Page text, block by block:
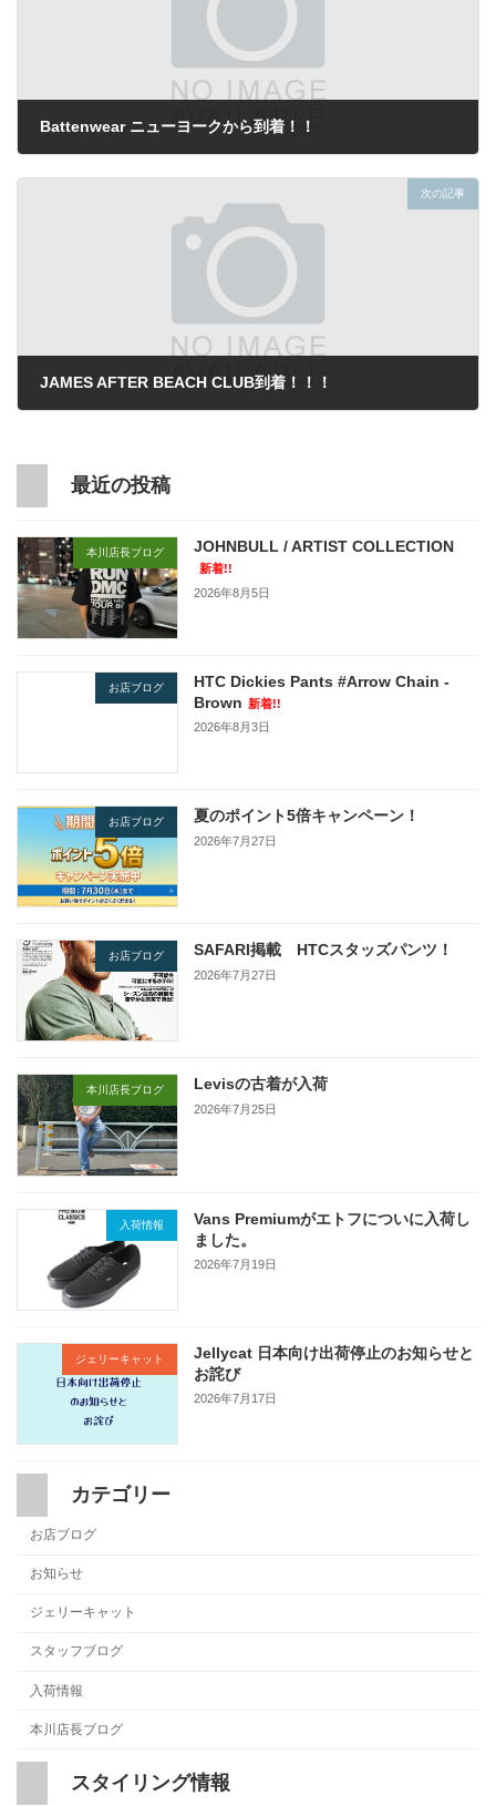
Battenwear ニューヨークから到着！！
次の記事
JAMES AFTER BEACH CLUB到着！！！
最近の投稿
本川店長ブログ JOHNBULL / ARTIST COLLECTION
新着!!
2026年8月5日
お店ブログ
HTC Dickies Pants #Arrow Chain -
Brown 新着!!
2026年8月3日
お店ブログ 夏のポイント5倍キャンペーン！
2026年7月27日
お店ブログ SAFARI掲載 HTCスタッズパンツ！
2026年7月27日
本川店長ブログ Levisの古着が入荷
2026年7月25日
入荷情報
Vans Premiumがエトフについに入荷し
ました。
2026年7月19日
ジェリーキャット
Jellycat 日本向け出荷停止のお知らせと
お詫び
2026年7月17日
カテゴリー
お店ブログ
お知らせ
ジェリーキャット
スタッフブログ
入荷情報
本川店長ブログ
スタイリング情報